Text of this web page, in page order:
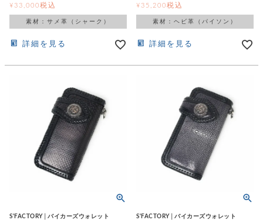
¥ 33,000税込
素材：サメ革（シャーク）
詳細を見る
¥ 35,200税込
素材：ヘビ革（パイソン）
詳細を見る
S'FACTORY│バイカーズウォレット
S'FACTORY│バイカーズウォレット